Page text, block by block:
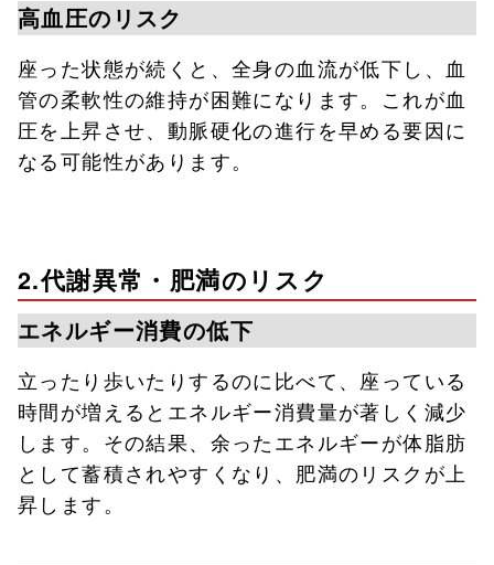
高血圧のリスク
座った状態が続くと、全身の血流が低下し、血
管の柔軟性の維持が困難になります。これが血
圧を上昇させ、動脈硬化の進行を早める要因に
なる可能性があります。
2.代謝異常・肥満のリスク
エネルギー消費の低下
立ったり歩いたりするのに比べて、座っている
時間が増えるとエネルギー消費量が著しく減少
します。その結果、余ったエネルギーが体脂肪
として蓄積されやすくなり、肥満のリスクが上
昇します。